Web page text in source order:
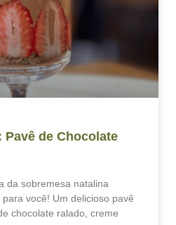
Pavê de Chocolate
da sobremesa natalina
você! Um delicioso pavê
chocolate ralado, creme